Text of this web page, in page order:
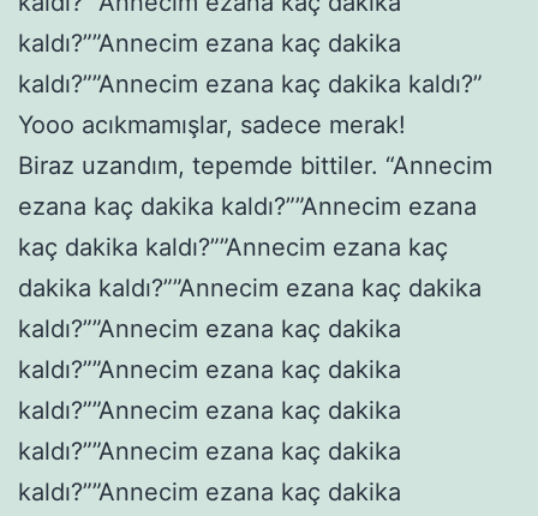
kaldı?””Annecim ezana kaç dakika
kaldı?””Annecim ezana kaç dakika kaldı?”
Yooo acıkmamışlar, sadece merak!
Biraz uzandım, tepemde bittiler. “Annecim
ezana kaç dakika kaldı?””Annecim ezana
kaç dakika kaldı?””Annecim ezana kaç
dakika kaldı?””Annecim ezana kaç dakika
kaldı?””Annecim ezana kaç dakika
kaldı?””Annecim ezana kaç dakika
kaldı?””Annecim ezana kaç dakika
kaldı?””Annecim ezana kaç dakika
kaldı?””Annecim ezana kaç dakika